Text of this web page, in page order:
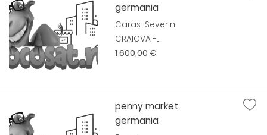
germania
Caras-Severin
CRAIOVA -...
1 600,00 €
penny market
germania